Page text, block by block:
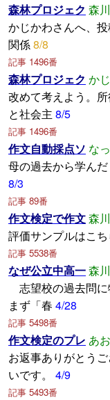
森林プロジェク 森
かじかわさんへ、
関係8/8
記事 1496番
森林プロジェク か
改めて考えよう。
と社会主 8/5
記事 1496番
作文自動採点ソ な
母の過去から
8/3
記事 89番
作文検定で作文森
評価サンプルはこち
記事 5538番
なぜ公立中高一森
志望校の過去問に
まず「春 4/28
記事 5498番
作文検定のプレ あお
お返事ありがとう
いです。
4/9
記事 5493番